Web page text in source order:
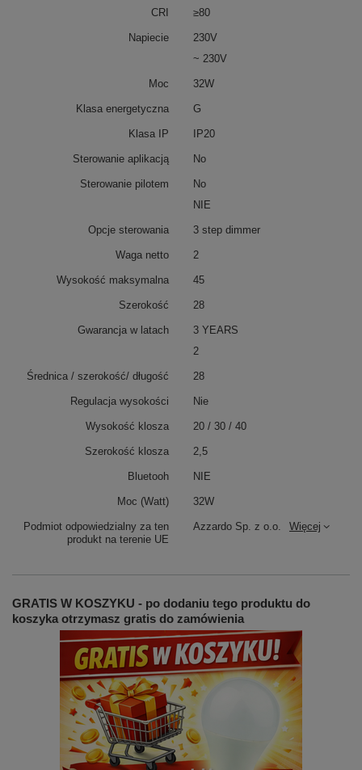
Podmiot odpowiedzialny za ten
produkt na terenie UE
Azzardo Sp. z o.o. Więcej
CRI ≥80
Napiecie
230V
~ 230V
Moc 32W
Klasa energetyczna G
Klasa IP IP20
Sterowanie aplikacją No
Sterowanie pilotem
No
NIE
Opcje sterowania 3 step dimmer
Waga netto 2
Wysokość maksymalna 45
Szerokość 28
Gwarancja w latach
3 YEARS
2
Średnica / szerokość/ długość 28
Regulacja wysokości Nie
Wysokość klosza 20 / 30 / 40
Szerokość klosza 2,5
Bluetooh NIE
Moc (Watt) 32W
GRATIS W KOSZYKU - po dodaniu tego produktu do
koszyka otrzymasz gratis do zamówienia